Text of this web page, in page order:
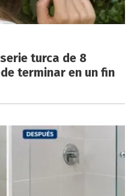
turca de 8
terminar en un fin